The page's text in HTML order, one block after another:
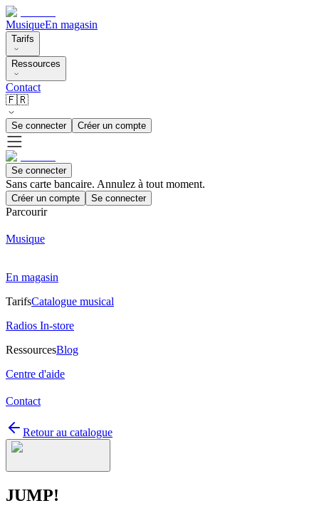
MusiqueEn magasin
Tarifs
Ressources
Contact
🇫🇷
Se connecter Créer un compte
Se connecter
Sans carte bancaire. Annulez à tout moment.
Créer un compte Se connecter
Parcourir
Musique
En magasin
TarifsCatalogue musical
Radios In-store
RessourcesBlog
Centre d'aide
Contact
Retour au catalogue
JUMP!